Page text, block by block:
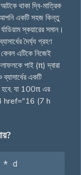
থাকা দ্বি-মাত্রিক
আপনি একটি সহজ কিন্তু
স্কয়ারের সমান।
দৈর্ঘ্য গ্রহণ
এটিকে নিজেই
পাই (π) দ্বারা
একটি
যা 100π এর
4 href="16 (7 h
* d